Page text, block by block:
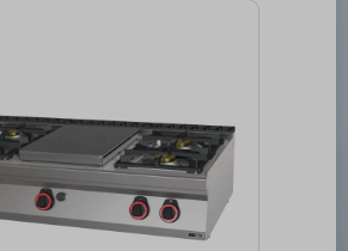
deska, AISI 430 opl